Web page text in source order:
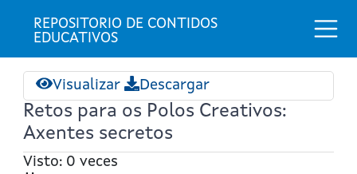
REPOSITORIO DE CONTIDOS
EDUCATIVOS
Visualizar Descargar
Retos para os Polos Creativos:
Axentes secretos
Visto: 0 veces